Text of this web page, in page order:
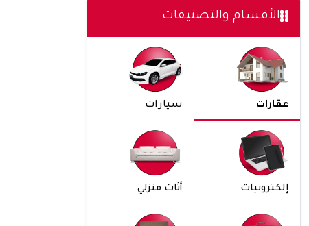
الأقسام والتصنيفات
عقارات سيارات
إلكترونيات أثاث منزلي